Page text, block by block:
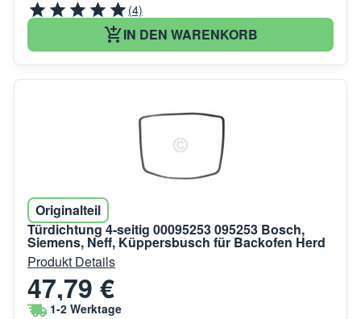
(4)
IN DEN WARENKORB
Originalteil
Türdichtung 4-seitig 00095253 095253 Bosch,
Siemens, Neff, Küppersbusch für Backofen Herd
Produkt Details
47,79 €
1-2 Werktage